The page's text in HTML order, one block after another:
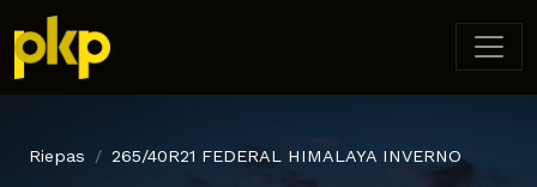
Riepas 265/40R21 FEDERAL HIMALAYA INVERNO